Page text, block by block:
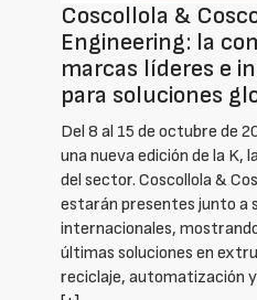
Coscollola &
Engineering: la
marcas líderes e
para soluciones
Del 8 al 15 de octubre de
una nueva edición de la K,
del sector. Coscollola &
estarán presentes junto a
internacionales,
últimas soluciones en
reciclaje, automatización